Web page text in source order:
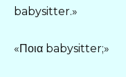
babysitter.»
«Ποια babysitter;»